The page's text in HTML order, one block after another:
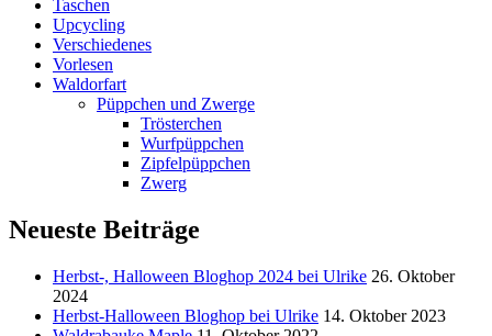
Taschen
Upcycling
Verschiedenes
Vorlesen
Waldorfart
Püppchen und Zwerge
Trösterchen
Wurfpüppchen
Zipfelpüppchen
Zwerg
Neueste Beiträge
Herbst-, Halloween Bloghop 2024 bei Ulrike 26. Oktober
2024
Herbst-Halloween Bloghop bei Ulrike 14. Oktober 2023